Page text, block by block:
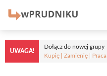
treści
UWAGA!
Dołącz do nowej grupy
Kupię | Zamienię | Praca